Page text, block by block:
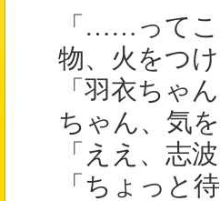
「……って
物、火をつ
「羽衣ちゃ
ちゃん、気
「ええ、志
「ちょっと